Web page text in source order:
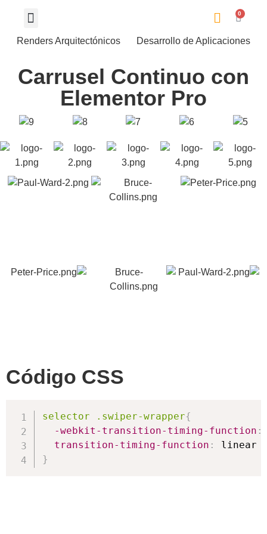
0
Renders Arquitectónicos Desarrollo de Aplicaciones
Carrusel Continuo con
Elementor Pro
Código CSS
selector .swiper-wrapper{
-webkit-transition-timing-function :
transition-timing-function : linear
}